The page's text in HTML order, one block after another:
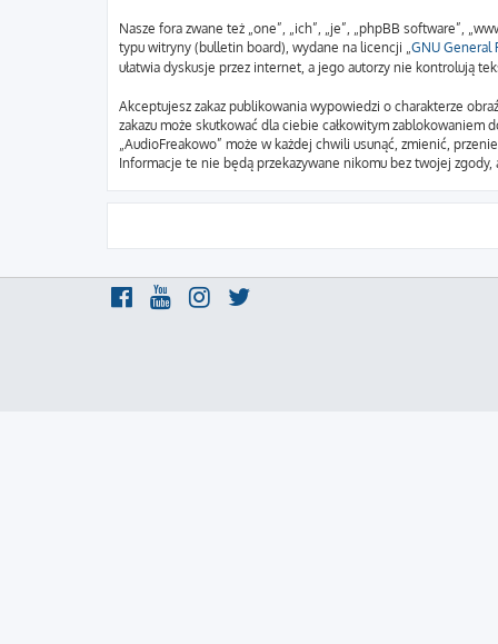
Nasze fora zwane też „one”, „ich”, „je”, „phpBB software”,
typu witryny (bulletin board), wydane na licencji „ GNU General
ułatwia dyskusje przez internet, a jego autorzy nie kontrolują
Akceptujesz zakaz publikowania wypowiedzi o charakterze
zakazu może skutkować dla ciebie całkowitym
„AudioFreakowo” może w każdej chwili usunąć, zmienić,
Informacje te nie będą przekazywane nikomu bez twojej